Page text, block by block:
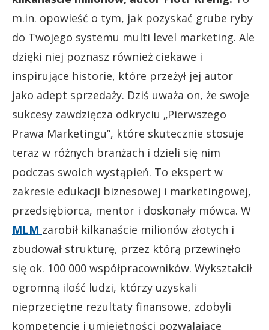
m.in. opowieść o tym, jak pozyskać grube ryby
do Twojego systemu multi level marketing. Ale
dzięki niej poznasz również ciekawe i
inspirujące historie, które przeżył jej autor
jako adept sprzedaży. Dziś uważa on, że swoje
sukcesy zawdzięcza odkryciu „Pierwszego
Prawa Marketingu”, które skutecznie stosuje
teraz w różnych branżach i dzieli się nim
podczas swoich wystąpień. To ekspert w
zakresie edukacji biznesowej i marketingowej,
przedsiębiorca, mentor i doskonały mówca. W
MLM zarobił kilkanaście milionów złotych i
zbudował strukturę, przez którą przewinęło
się ok. 100 000 współpracowników. Wykształcił
ogromną ilość ludzi, którzy uzyskali
nieprzeciętne rezultaty finansowe, zdobyli
kompetencje i umiejętności pozwalające